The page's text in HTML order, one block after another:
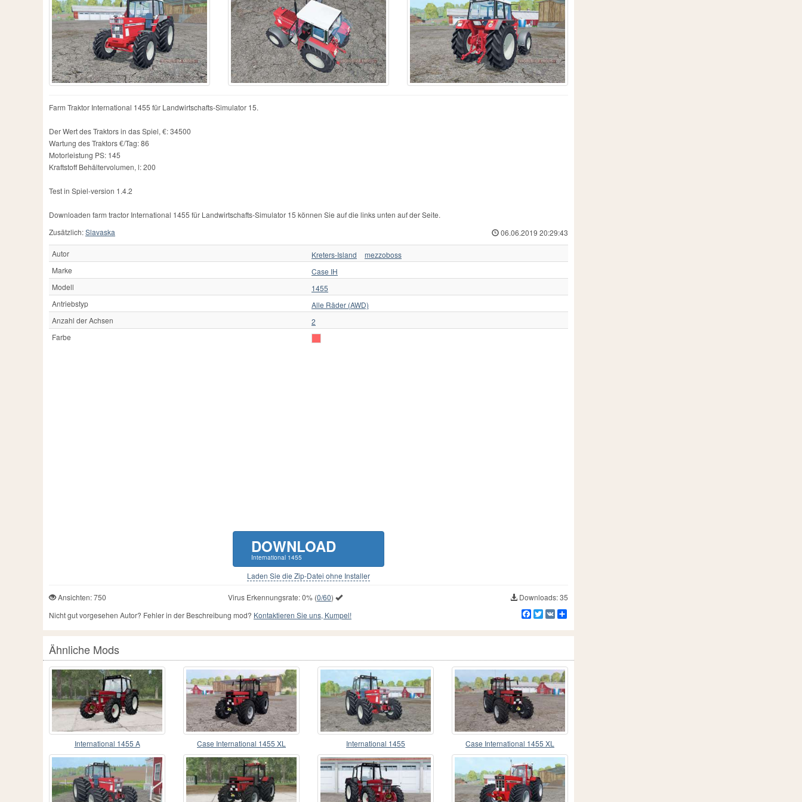
Chamberlain
2
County
1
Daten
1
David Brown
7
Deutz-Fahr
467
Dutra
6
Ebro
1
Eicher
14
Farmall
22
IMT
76
JCB
130
John
1
John Deere
1282
John Deere 6930 Premiꭒm1
John Deere 7830
1
John Deere 7930
1
Koppl
1
Krone
1
RABA
44
Rakovica
11
Rasant
1
Reform
6
Renault
86
Same
95
Schluter
32
Skoda
5
Zetor
216
Zetor 4011
1
Zetor 16145 Turbo
1
Andere
4
Агромаш
1
Беларус
66
ВМТЗ
3
ВТ
5
Т
110
ТЛТ
1
ТТ
3
ХЗТСШ
2
ХТА
6
ХТЗ
177
ЧЗПТ
1
ЧТЗ
1
Farm Traktor International 1455 für Landwirtschafts-Simulator 15.
Der Wert des Traktors in das Spiel, €: 34500
Wartung des Traktors €/Tag: 86
Motorleistung PS: 145
Kraftstoff Behältervolumen, l: 200
Test in Spiel-version 1.4.2
Downloaden farm tractor International 1455 für Landwirtschafts-Simulator 15 können Sie auf die links unten auf der Seite.
Zusätzlich:Slavaska 06.06.2019 20:29:43
Autor Kreters-Island
mezzoboss
Marke
Case IH
Modell
1455
Antriebstyp
Alle Räder (AWD)
Anzahl der Achsen
2
Farbe
DOWNLOAD
International 1455
Laden Sie die Zip-Datei ohne Installer
Ansichten: 750 Virus Erkennungsrate:0%(0/60)
Downloads: 35
Nicht gut vorgesehen Autor? Fehler in der Beschreibung mod? Kontaktieren Sie uns, Kumpel! Facebook
Twitter
VK
Ähnliche Mods
International 1455 A Case International 1455 XL International 1455 Case International 1455 XL